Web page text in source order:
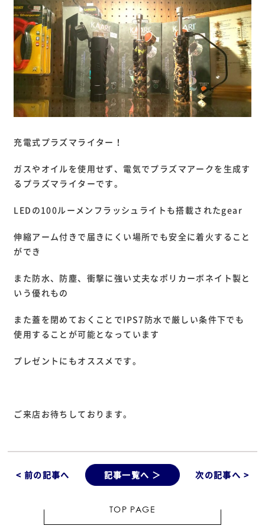
充電式プラズマライター！
ガスやオイルを使用せず、電気でプラズマアークを生成す
るプラズマライターです。
LEDの100ルーメンフラッシュライトも搭載されたgear
伸縮アーム付きで届きにくい場所でも安全に着火すること
ができ
また防水、防塵、衝撃に強い丈夫なポリカーボネイト製と
いう優れもの
また蓋を閉めておくことでIPS7防水で厳しい条件下でも
使用することが可能となっています
プレゼントにもオススメです。
ご来店お待ちしております。
< 前の記事へ 記事一覧へ ＞ 次の記事へ >
TOP PAGE